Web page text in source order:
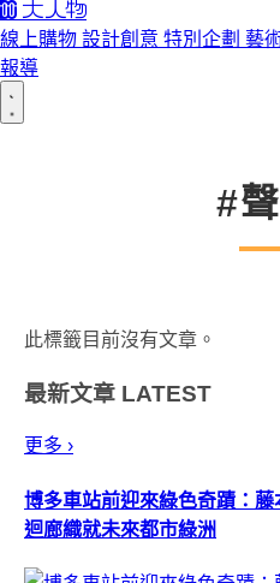
線上購物 設計創意 特別企劃 藝
報導
#
此標籤目前沒有文章。
最新文章 LATEST
更多 ›
博多車站前迎來綠色奇蹟：
迴廊織就未來都市綠洲